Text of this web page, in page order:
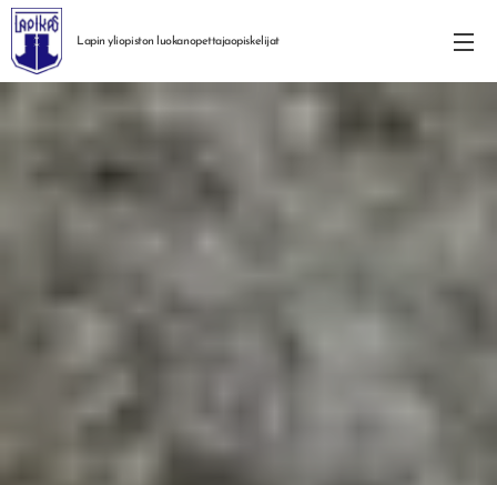
Lapin yliopiston luokanopettajaopiskelijat